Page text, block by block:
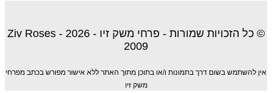
© כל הזכויות שמורות - פרחי משק זיו - 2026 - Ziv Roses
2009
אין להשתמש בשום דרך בתמונות ו/או בתוכן מתוך האתר ללא אישור מפורש בכתב מפרחי
משק זיו